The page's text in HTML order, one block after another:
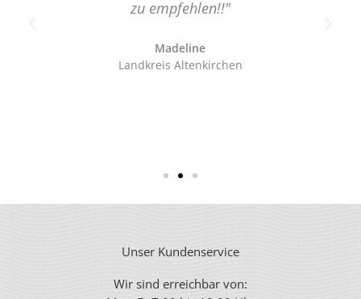
zu empfehlen!!"
Madeline
Landkreis Altenkirchen
Unser Kundenservice
Wir sind erreichbar von: